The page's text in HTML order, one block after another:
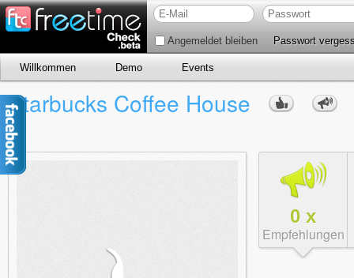
Angemeldet bleiben Passwort
Willkommen Demo Events
Starbucks Coffee House
0 x
Empfehlungen